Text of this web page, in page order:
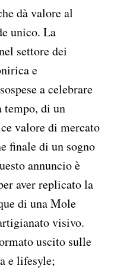
dà valore al
unico. La
settore dei
e
a celebrare
tempo, di un
valore di mercato
finale di un sogno
annuncio è
aver replicato la
di una Mole
visivo.
uscito sulle
e lifesyle;